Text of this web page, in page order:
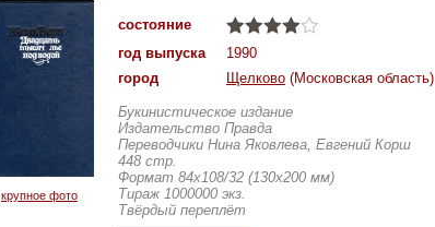
крупное фото
состояние
год выпуска
1990
город
Щелково (Московская область)
Букинистическое издание
Издательство Правда
Переводчики Нина Яковлева, Евгений Корш
448 стр.
Формат 84x108/32 (130х200 мм)
Тираж 1000000 экз.
Твёрдый переплёт